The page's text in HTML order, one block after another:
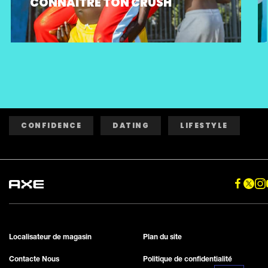
CONFIDENCE DATING LIFESTYLE
Localisateur de magasin Plan du site
Contacte Nous Politique de confidentialité